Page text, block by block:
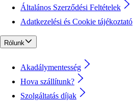
Általános Szerződési Feltételek
Adatkezelési és Cookie tájékoztató
Rólunk
Akadálymentesség
Hova szállítunk?
Szolgáltatás díjak